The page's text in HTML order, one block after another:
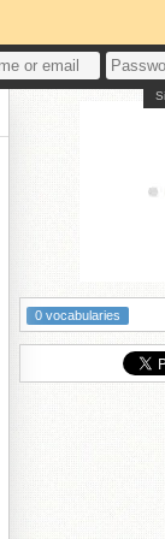
0 vocabularies